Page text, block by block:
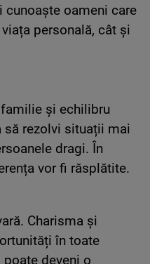
oameni care
personală, cât și
și echilibru
să rezolvi situații mai
dragi. În
vor fi răsplătite.
Charisma și
în toate
deveni o